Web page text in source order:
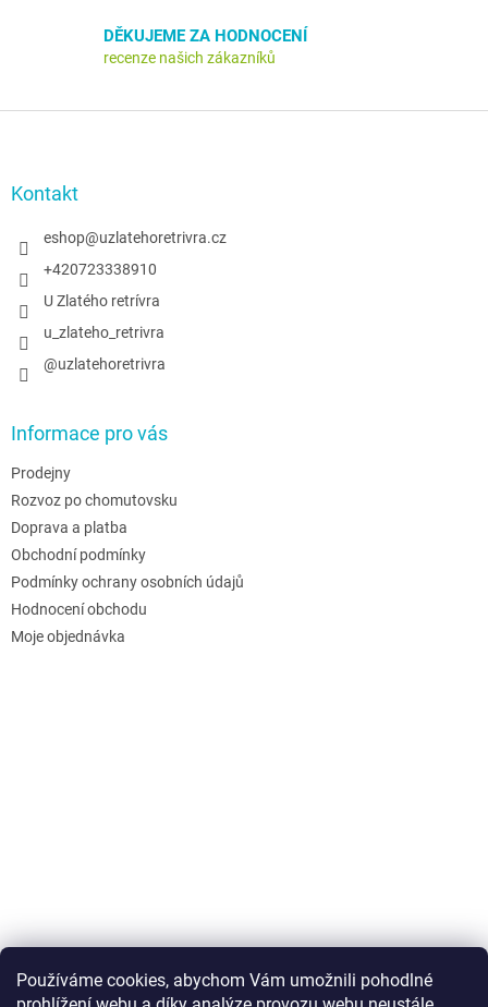
Používáme cookies, abychom Vám umožnili pohodlné
s
u
DĚKUJEME ZA HODNOCENÍ
recenze našich zákazníků
Kontakt
eshop@uzlatehoretrivra.cz
+420723338910
U Zlatého retrívra
u_zlateho_retrivra
@uzlatehoretrivra
Informace pro vás
Prodejny
Rozvoz po chomutovsku
Doprava a platba
Obchodní podmínky
Podmínky ochrany osobních údajů
Hodnocení obchodu
Moje objednávka